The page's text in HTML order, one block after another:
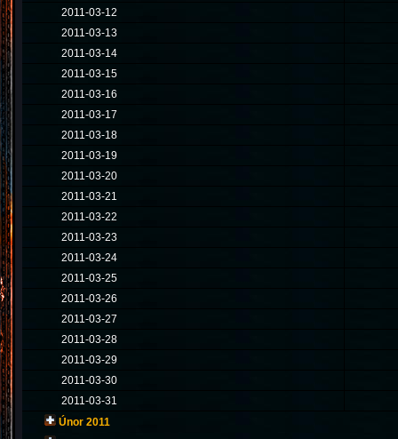
2011-03-12
2011-03-13
2011-03-14
2011-03-15
2011-03-16
2011-03-17
2011-03-18
2011-03-19
2011-03-20
2011-03-21
2011-03-22
2011-03-23
2011-03-24
2011-03-25
2011-03-26
2011-03-27
2011-03-28
2011-03-29
2011-03-30
2011-03-31
Únor 2011